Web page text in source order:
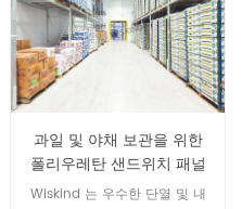
과일 및 야채 보관을 위한
폴리우레탄 샌드위치 패널
냉동실
Wiskind 는 우수한 단열 및 내